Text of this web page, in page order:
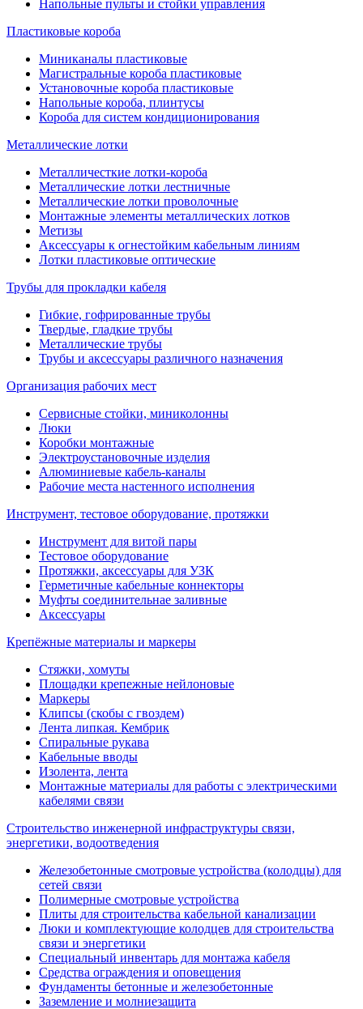
Напольные пульты и стойки управления
Пластиковые короба
Миниканалы пластиковые
Магистральные короба пластиковые
Установочные короба пластиковые
Напольные короба, плинтусы
Короба для систем кондиционирования
Металлические лотки
Металличесткие лотки-короба
Металлические лотки лестничные
Металлические лотки проволочные
Монтажные элементы металлических лотков
Метизы
Аксессуары к огнестойким кабельным линиям
Лотки пластиковые оптические
Трубы для прокладки кабеля
Гибкие, гофрированные трубы
Твердые, гладкие трубы
Металлические трубы
Трубы и аксессуары различного назначения
Организация рабочих мест
Сервисные стойки, миниколонны
Люки
Коробки монтажные
Электроустановочные изделия
Алюминиевые кабель-каналы
Рабочие места настенного исполнения
Инструмент, тестовое оборудование, протяжки
Инструмент для витой пары
Тестовое оборудование
Протяжки, аксессуары для УЗК
Герметичные кабельные коннекторы
Муфты соединительнае заливные
Аксессуары
Крепёжные материалы и маркеры
Стяжки, хомуты
Площадки крепежные нейлоновые
Маркеры
Клипсы (скобы с гвоздем)
Лента липкая. Кембрик
Спиральные рукава
Кабельные вводы
Изолента, лента
Монтажные материалы для работы с электрическими
кабелями связи
Строительство инженерной инфраструктуры связи,
энергетики, водоотведения
Железобетонные смотровые устройства (колодцы) для
сетей связи
Полимерные смотровые устройства
Плиты для строительства кабельной канализации
Люки и комплектующие колодцев для строительства
связи и энергетики
Специальный инвентарь для монтажа кабеля
Средства ограждения и оповещения
Фундаменты бетонные и железобетонные
Заземление и молниезащита